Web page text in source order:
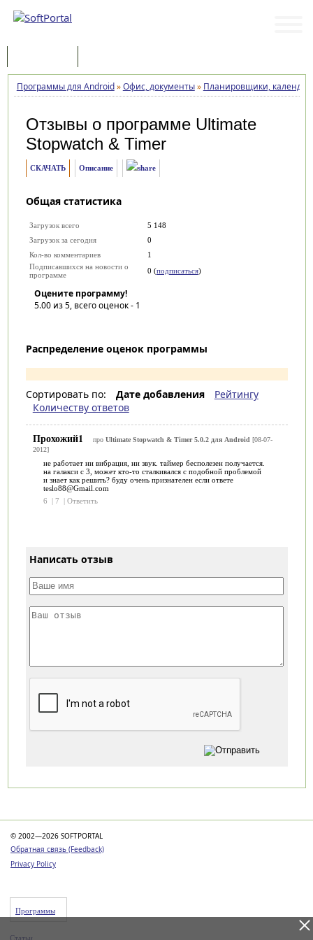
Программы для Android»Офис, документы» Планировщики,
Отзывы о программе Ultimate
Stopwatch & Timer
СКАЧАТЬ Описание
Общая статистика
Загрузок всего
5 148
Загрузок за сегодня
0
Кол-во комментариев
1
Подписавшихся на новости о
программе
0 (подписаться)
Оцените программу!
5.00из 5, всего оценок - 1
Распределение оценок программы
Сортировать по: Дате добавления
Рейтингу
Количеству ответов
Прохожий1 про Ultimate Stopwatch & Timer 5.0.2 для Android [08-07-
2012]
не работает ни вибрация, ни звук. таймер бесполезен получается.
на галакси с 3, может кто-то сталкивался с подобной проблемой
и знает как решить? буду очень признателен если ответе
teslo88@Gmail.com
6
| 7 | Ответить
Написать отзыв
© 2002—2026 SOFTPORTAL
Обратная связь (Feedback)
Privacy Policy
Программы
Статьи